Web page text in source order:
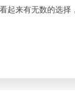
起来有无数的选